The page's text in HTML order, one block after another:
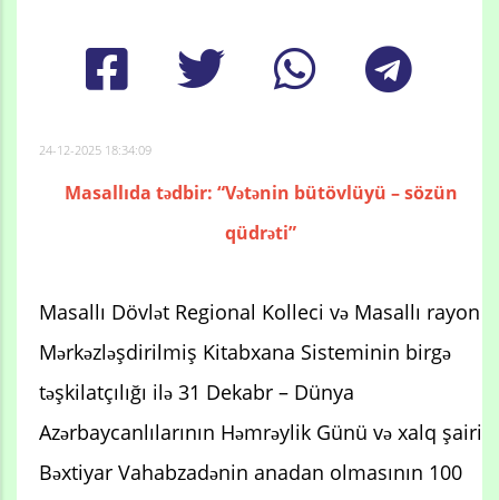
24-12-2025 18:34:09
Masallıda tədbir: “Vətənin bütövlüyü – sözün
qüdrəti”
Masallı Dövlət Regional Kolleci və Masallı rayon
Mərkəzləşdirilmiş Kitabxana Sisteminin birgə
təşkilatçılığı ilə 31 Dekabr – Dünya
Azərbaycanlılarının Həmrəylik Günü və xalq şairi
Bəxtiyar Vahabzadənin anadan olmasının 100